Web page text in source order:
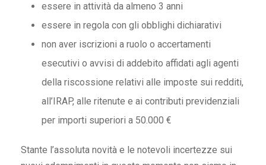
essere in attività da almeno 3 anni
essere in regola con gli obblighi dichiarativi
non aver iscrizioni a ruolo o accertamenti
esecutivi o avvisi di addebito affidati agli agenti
della riscossione relativi alle imposte sui redditi,
all’IRAP, alle ritenute e ai contributi previdenziali
per importi superiori a 50.000 €
Stante l’assoluta novità e le notevoli incertezze sui